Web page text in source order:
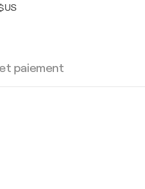
paiement